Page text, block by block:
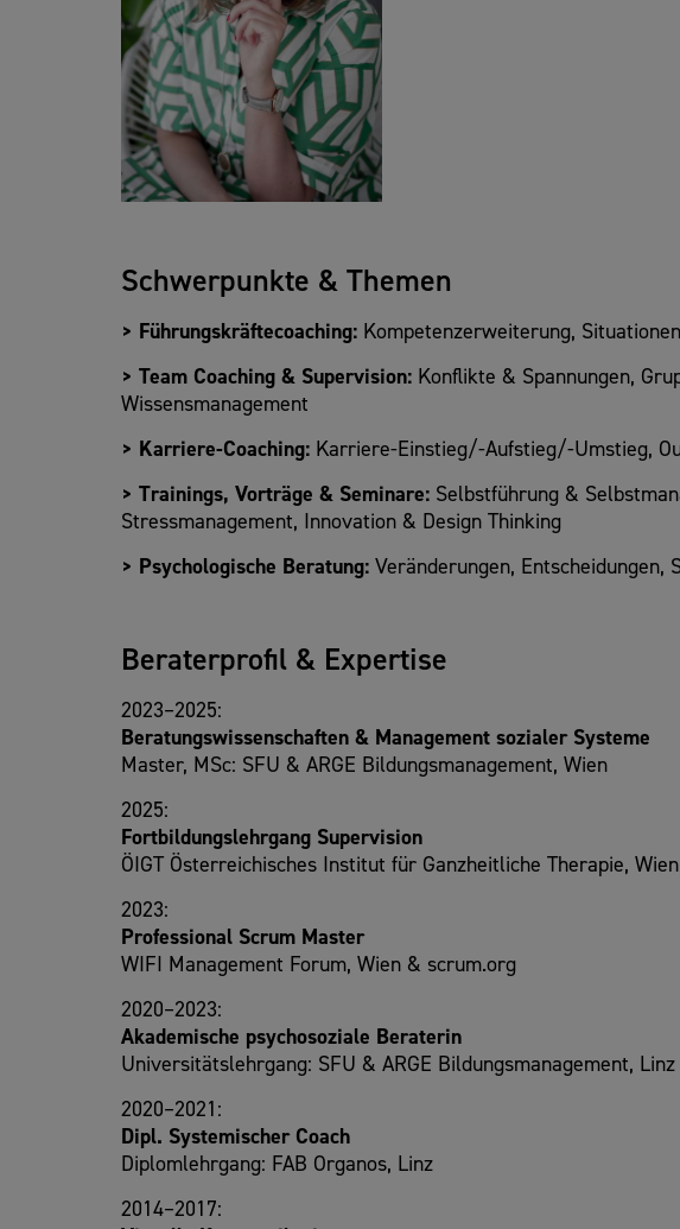
Schwerpunkte & Themen
> Führungskräftecoaching: Kompetenzerweiterung,
> Team Coaching & Supervision: Konflikte & Spannungen,
Wissensmanagement
> Karriere-Coaching: Karriere-Einstieg/-Aufstieg/-Umstieg,
> Trainings, Vorträge & Seminare: Selbstführung &
Stressmanagement, Innovation & Design Thinking
> Psychologische Beratung: Veränderungen,
Beraterprofil & Expertise
2023–2025:
Beratungswissenschaften & Management sozialer Systeme
Master, MSc: SFU & ARGE Bildungsmanagement, Wien
2025:
Fortbildungslehrgang Supervision
ÖIGT Österreichisches Institut für Ganzheitliche Therapie, Wien
2023:
Professional Scrum Master
WIFI Management Forum, Wien & scrum.org
2020–2023:
Akademische psychosoziale Beraterin
Universitätslehrgang: SFU & ARGE Bildungsmanagement, Linz
2020–2021:
Dipl. Systemischer Coach
Diplomlehrgang: FAB Organos, Linz
2014–2017: